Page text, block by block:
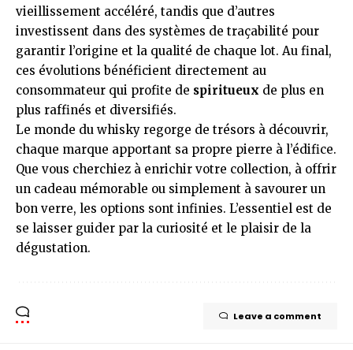
vieillissement accéléré, tandis que d’autres
investissent dans des systèmes de traçabilité pour
garantir l’origine et la qualité de chaque lot. Au final,
ces évolutions bénéficient directement au
consommateur qui profite de spiritueux de plus en
plus raffinés et diversifiés.
Le monde du whisky regorge de trésors à découvrir,
chaque marque apportant sa propre pierre à l’édifice.
Que vous cherchiez à enrichir votre collection, à offrir
un cadeau mémorable ou simplement à savourer un
bon verre, les options sont infinies. L’essentiel est de
se laisser guider par la curiosité et le plaisir de la
dégustation.
Leave a comment